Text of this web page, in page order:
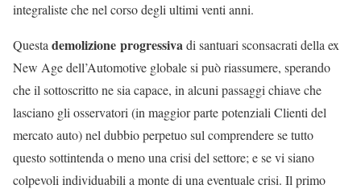
integraliste che nel corso degli ultimi venti anni.
Questademolizione progressivadi santuari sconsacrati della ex
New Age dell’Automotive globale si può riassumere, sperando
che il sottoscritto ne sia capace, in alcuni passaggi chiave che
lasciano gli osservatori (in maggior parte potenziali Clienti del
mercato auto) nel dubbio perpetuo sul comprendere se tutto
questo sottintenda o meno una crisi del settore; e se vi siano
colpevoli individuabili a monte di una eventuale crisi. Il primo